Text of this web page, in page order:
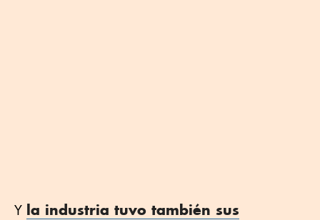
Y la industria tuvo también sus